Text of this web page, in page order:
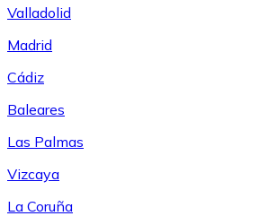
Valladolid
Madrid
Cádiz
Baleares
Las Palmas
Vizcaya
La Coruña